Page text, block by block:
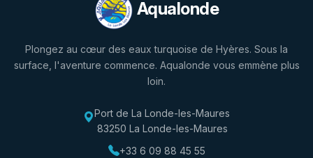
Aqualonde
Plongez au cœur des eaux turquoise de Hyères. Sous la
surface, l'aventure commence. Aqualonde vous emmène plus
loin.
Port de La Londe-les-Maures
83250 La Londe-les-Maures
+33 6 09 88 45 55